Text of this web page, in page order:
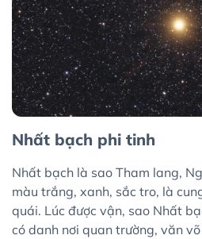
Nhất bạch phi tinh
Nhất bạch là sao Tham lang,
màu trắng, xanh, sắc tro, là
quái. Lúc được vận, sao Nhất
có danh nơi quan trường, văn